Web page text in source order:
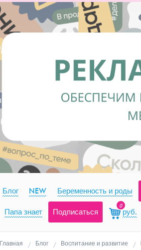
Блог NEW Беременность и роды
Папа знает Подписаться
0
руб.
Главная Блог Воспитание и развитие